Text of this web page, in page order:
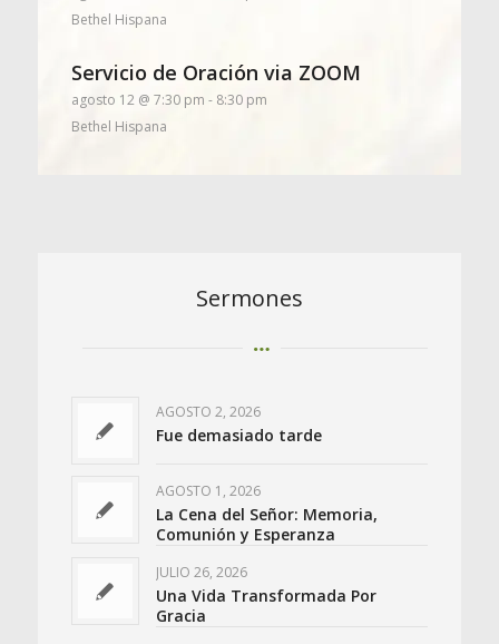
Bethel Hispana
Servicio de Oración via ZOOM
agosto 12 @ 7:30 pm - 8:30 pm
Bethel Hispana
Sermones
AGOSTO 2, 2026
Fue demasiado tarde
AGOSTO 1, 2026
La Cena del Señor: Memoria,
Comunión y Esperanza
JULIO 26, 2026
Una Vida Transformada Por
Gracia